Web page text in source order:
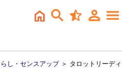
らし・センスアップ＞ タロットリーディ